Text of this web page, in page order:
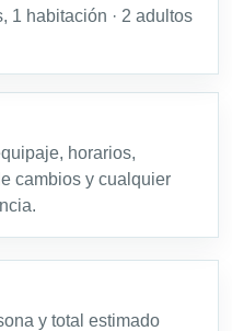
1 habitación · 2 adultos
horarios,
cambios y cualquier
y total estimado